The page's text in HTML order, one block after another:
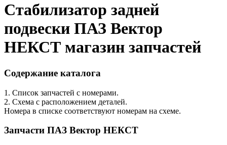
Стабилизатор задней
подвески ПАЗ Вектор
НЕКСТ магазин запчастей
Содержание каталога
1. Список запчастей с номерами.
2. Схема с расположением деталей.
Номера в списке соответствуют номерам на схеме.
Запчасти ПАЗ Вектор НЕКСТ